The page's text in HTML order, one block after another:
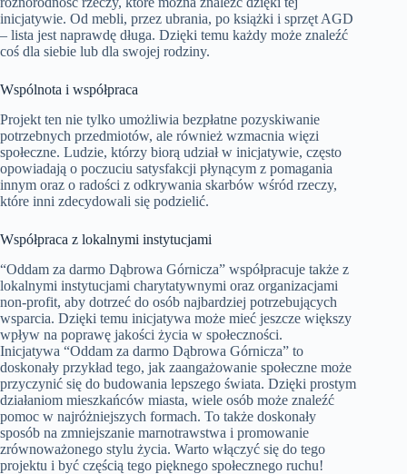
inicjatywie. Od mebli, przez ubrania, po książki i sprzęt AGD
– lista jest naprawdę długa. Dzięki temu każdy może znaleźć
coś dla siebie lub dla swojej rodziny.
Wspólnota i współpraca
Projekt ten nie tylko umożliwia bezpłatne pozyskiwanie
potrzebnych przedmiotów, ale również wzmacnia więzi
społeczne. Ludzie, którzy biorą udział w inicjatywie, często
opowiadają o poczuciu satysfakcji płynącym z pomagania
innym oraz o radości z odkrywania skarbów wśród rzeczy,
które inni zdecydowali się podzielić.
Współpraca z lokalnymi instytucjami
“Oddam za darmo Dąbrowa Górnicza” współpracuje także z
lokalnymi instytucjami charytatywnymi oraz organizacjami
non-profit, aby dotrzeć do osób najbardziej potrzebujących
wsparcia. Dzięki temu inicjatywa może mieć jeszcze większy
wpływ na poprawę jakości życia w społeczności.
Inicjatywa “Oddam za darmo Dąbrowa Górnicza” to
doskonały przykład tego, jak zaangażowanie społeczne może
przyczynić się do budowania lepszego świata. Dzięki prostym
działaniom mieszkańców miasta, wiele osób może znaleźć
pomoc w najróżniejszych formach. To także doskonały
sposób na zmniejszanie marnotrawstwa i promowanie
zrównoważonego stylu życia. Warto włączyć się do tego
projektu i być częścią tego pięknego społecznego ruchu!